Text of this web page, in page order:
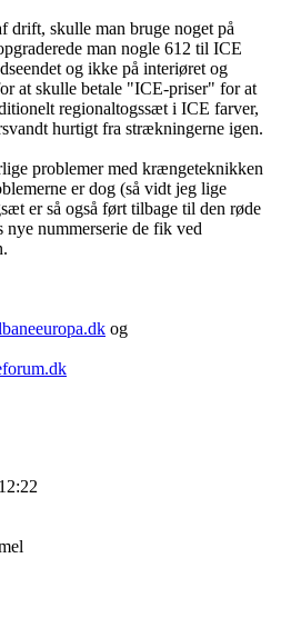
drift, skulle man bruge noget på
man nogle 612 til ICE
og ikke på interiøret og
at skulle betale "ICE-priser" for at
regionaltogssæt i ICE farver,
hurtigt fra strækningerne igen.
problemer med krængeteknikken
er dog (så vidt jeg lige
er så også ført tilbage til den røde
nye nummerserie de fik ved
og